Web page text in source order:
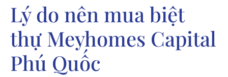
Lý do nên mua biệt
thự Meyhomes Capital
Phú Quốc